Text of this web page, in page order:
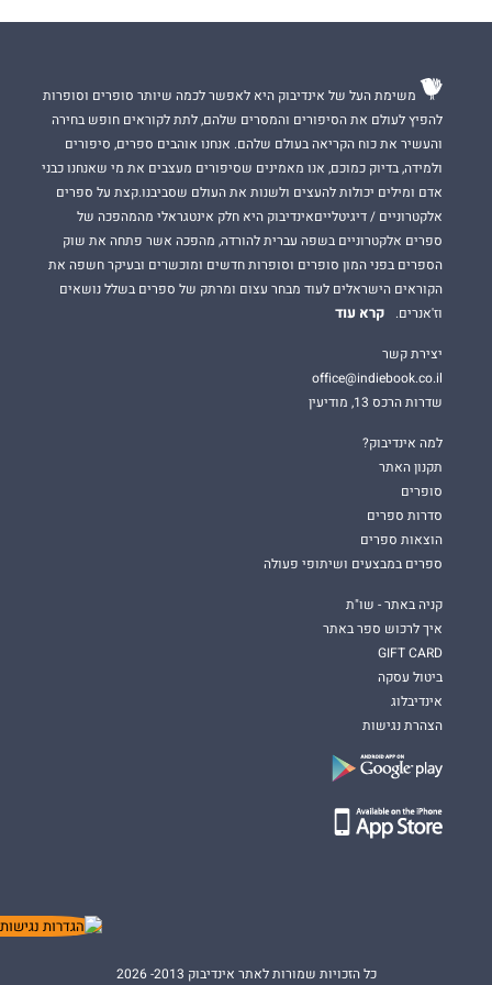
משימת העל של אינדיבוק היא לאפשר לכמה שיותר סופרים וסופרות
להפיץ לעולם את הסיפורים והמסרים שלהם, לתת לקוראים חופש בחירה
והעשיר את כוח הקריאה בעולם שלהם. אנחנו אוהבים ספרים, סיפורים
ולמידה, בדיוק כמוכם, אנו מאמינים שסיפורים מעצבים את מי שאנחנו כבני
אדם ומילים יכולות להעצים ולשנות את העולם שסביבנו.קצת על ספרים
אלקטרוניים / דיגיטלייםאינדיבוק היא חלק אינטגראלי מהמהפכה של
ספרים אלקטרוניים בשפה עברית להורדה, מהפכה אשר פתחה את שוק
הספרים בפני המון סופרים וסופרות חדשים ומוכשרים ובעיקר חשפה את
הקוראים הישראלים לעוד מבחר עצום ומרתק של ספרים בשלל נושאים
וז'אנרים.
קרא עוד
יצירת קשר
office@indiebook.co.il
שדרות הרכס 13, מודיעין
למה אינדיבוק?
תקנון האתר
סופרים
סדרות ספרים
הוצאות ספרים
ספרים במבצעים ושיתופי פעולה
קניה באתר - שו"ת
איך לרכוש ספר באתר
GIFT CARD
ביטול עסקה
אינדיבלוג
הצהרת נגישות
כל הזכויות שמורות לאתר אינדיבוק 2013- 2026